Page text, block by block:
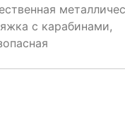
с карабинами,